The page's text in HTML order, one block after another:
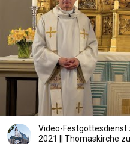
Video-Festgottesdienst
2021 || Thomaskirche